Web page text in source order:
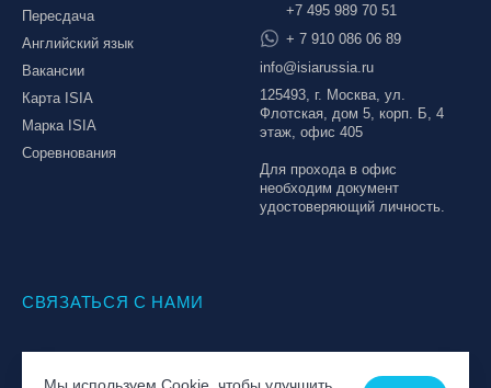
Пересдача
Английский язык
Вакансии
Карта ISIA
Марка ISIA
Соревнования
+7 495 989 70 51
+ 7 910 086 06 89
info@isiarussia.ru
125493, г. Москва, ул.
Флотская, дом 5, корп. Б, 4
этаж, офис 405
Для прохода в офис
необходим документ
удостоверяющий личность.
СВЯЗАТЬСЯ С НАМИ